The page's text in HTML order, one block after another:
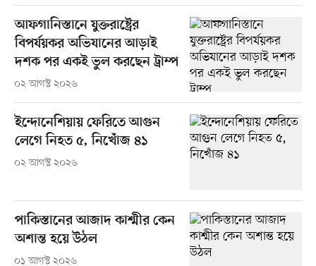
আফগানিস্তানে যুক্তরাষ্ট্রের
বিপর্যয়কর অভিযানের আড়াই
দশক পর একই ভুল করছেন ট্রাম্প
০২ আগস্ট ২০২৬
ইন্দোনেশিয়ায় ফেরিতে আগুন
লেগে নিহত ৫, নিখোঁজ ৪১
০২ আগস্ট ২০২৬
পাকিস্তানের আজাদ কাশ্মীর কেন
অশান্ত হয়ে উঠল
০১ আগস্ট ২০২৬